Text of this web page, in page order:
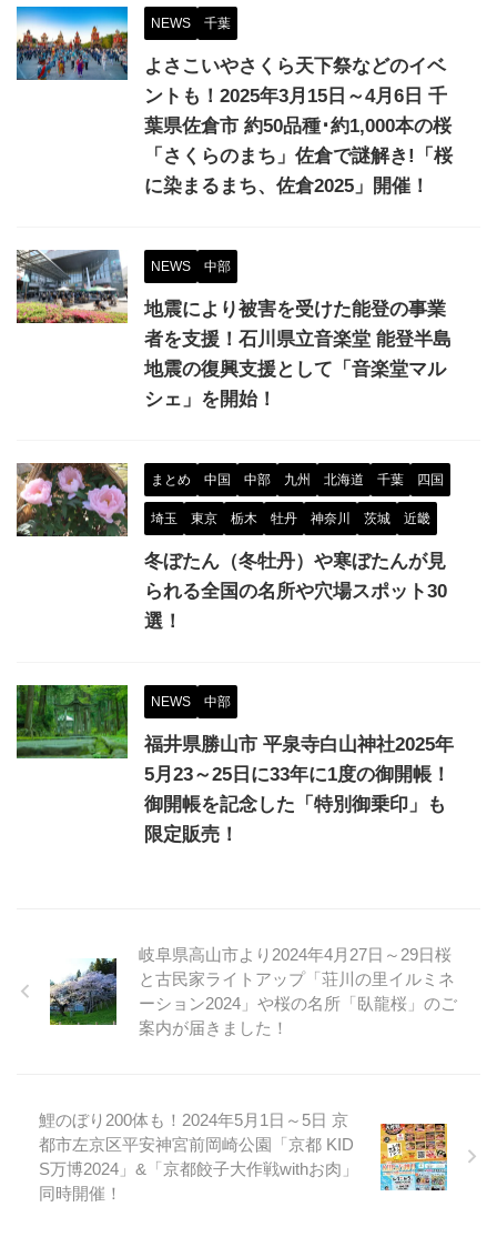
NEWS 千葉
よさこいやさくら天下祭などのイベ
ントも！2025年3月15日～4月6日 千
葉県佐倉市 約50品種･約1,000本の桜
「さくらのまち」佐倉で謎解き!「桜
に染まるまち、佐倉2025」開催！
NEWS 中部
地震により被害を受けた能登の事業
者を支援！石川県立音楽堂 能登半島
地震の復興支援として「音楽堂マル
シェ」を開始！
まとめ 中国 中部 九州 北海道 千葉 四国
埼玉 東京 栃木 牡丹 神奈川 茨城 近畿
冬ぼたん（冬牡丹）や寒ぼたんが見
られる全国の名所や穴場スポット30
選！
NEWS 中部
福井県勝山市 平泉寺白山神社2025年
5月23～25日に33年に1度の御開帳！
御開帳を記念した「特別御乗印」も
限定販売！
岐阜県高山市より2024年4月27日～29日桜
と古民家ライトアップ「荘川の里イルミネ
ーション2024」や桜の名所「臥龍桜」のご
案内が届きました！
鯉のぼり200体も！2024年5月1日～5日 京
都市左京区平安神宮前岡崎公園「京都 KID
S万博2024」&「京都餃子大作戦withお肉」
同時開催！